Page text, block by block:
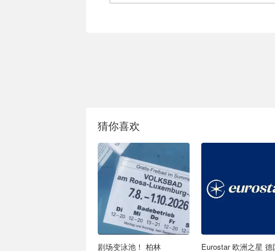
猜你喜欢
剧场变泳池！ 柏林
Eurostar 欧洲之星 德